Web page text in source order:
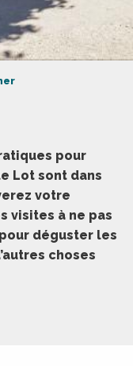
pour
Lot sont dans
votre
visites à ne pas
déguster les
choses